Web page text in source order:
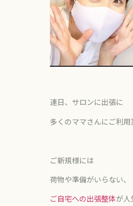
連日、サロンに出張に
多くのママさんにご利
ご新規様には
荷物や準備がいらない、
ご自宅への出張整体が人